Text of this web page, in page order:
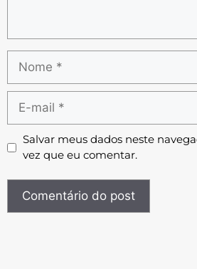
Salvar meus dados neste
vez que eu comentar.